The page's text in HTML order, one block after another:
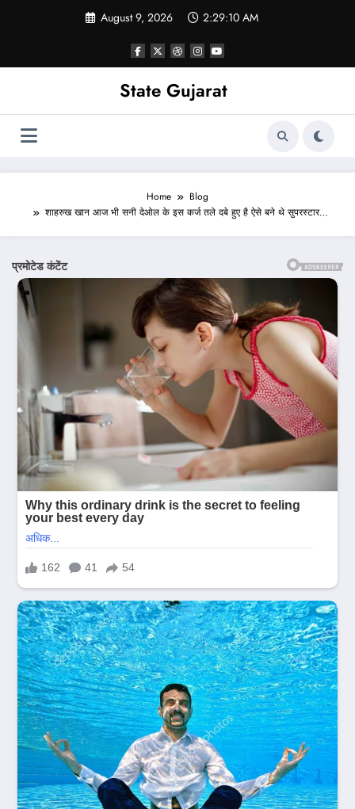
August 9, 2026 2:29:13 AM
State Gujarat
Home
Blog
शाहरुख खान आज भी सनी देओल के इस कर्ज तले दबे हुए है ऐसे बने थे सुपरस्टार…